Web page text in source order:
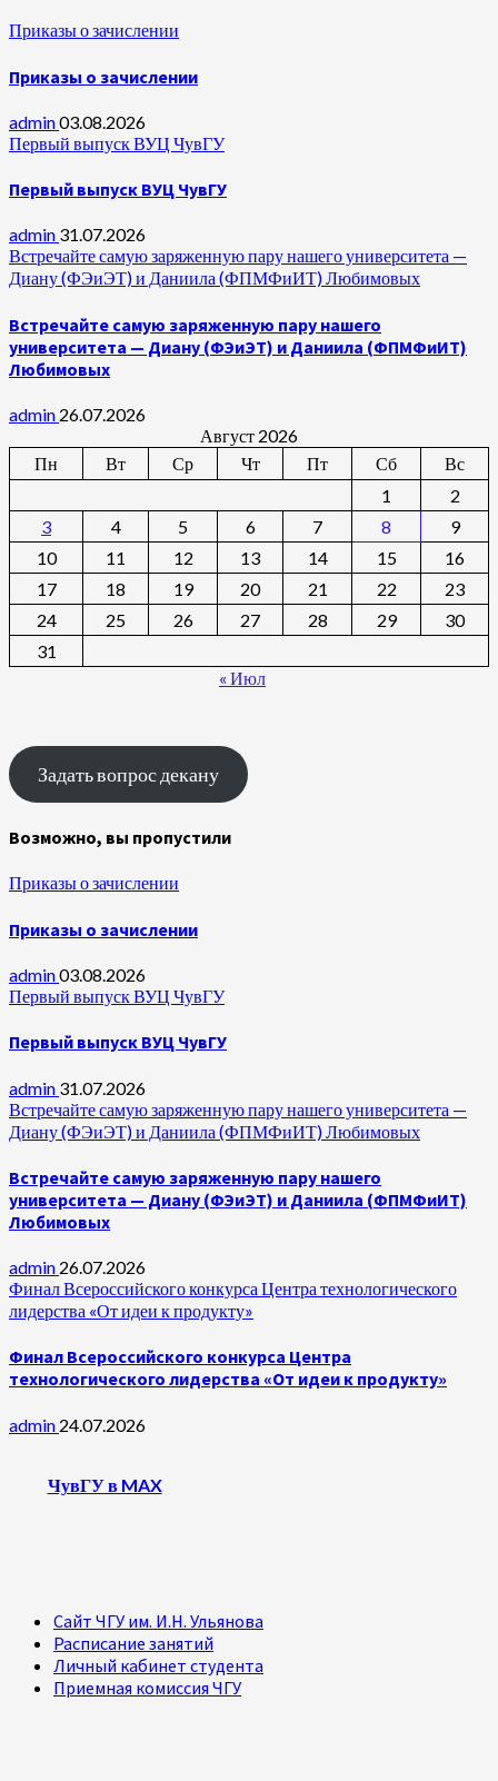
Приказы о зачислении
Приказы о зачислении
admin03.08.2026
Первый выпуск ВУЦ ЧувГУ
Первый выпуск ВУЦ ЧувГУ
admin 31.07.2026
Встречайте самую заряженную пару нашего университета —
Диану (ФЭиЭТ) и Даниила (ФПМФиИТ) Любимовых
Встречайте самую заряженную пару нашего
университета — Диану (ФЭиЭТ) и Даниила (ФПМФиИТ)
Любимовых
admin 26.07.2026
Август 2026
Пн
Вт Ср Чт Пт Сб
Вс
1
2
3
4 5 6 7 8
9
10
11 12 13 14 15
16
17
18 19 20 21 22
23
24
25 26 27 28 29
30
31
« Июл
Задать вопрос декану
Возможно, вы пропустили
Приказы о зачислении
Приказы о зачислении
admin03.08.2026
Первый выпуск ВУЦ ЧувГУ
Первый выпуск ВУЦ ЧувГУ
admin 31.07.2026
Встречайте самую заряженную пару нашего университета —
Диану (ФЭиЭТ) и Даниила (ФПМФиИТ) Любимовых
Встречайте самую заряженную пару нашего
университета — Диану (ФЭиЭТ) и Даниила (ФПМФиИТ)
Любимовых
admin 26.07.2026
Финал Всероссийского конкурса Центра технологического
лидерства «От идеи к продукту»
Финал Всероссийского конкурса Центра
технологического лидерства «От идеи к продукту»
admin 24.07.2026
ЧувГУ в MAX
Сайт ЧГУ им. И.Н. Ульянова
Расписание занятий
Личный кабинет студента
Приемная комиссия ЧГУ